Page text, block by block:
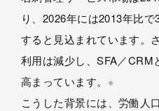
り、2026年には2013年比
すると見込まれています。
利用は減少し、SFA／CRM
高まっています。 ※
こうした背景には、労働人